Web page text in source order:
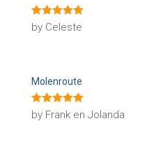
Rated5out
of 5
by Celeste
Molenroute
Rated5out
of 5
by Frank en Jolanda